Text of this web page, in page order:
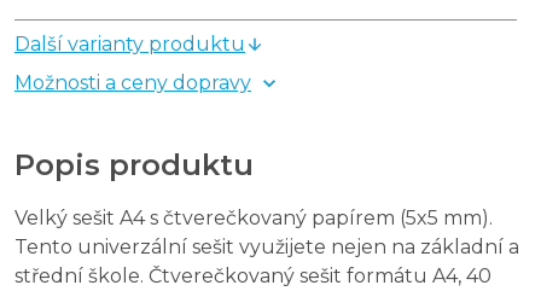
Další varianty produktu
Možnosti a ceny dopravy
Popis produktu
Velký sešit A4 s čtverečkovaný papírem (5x5 mm).
Tento univerzální sešit využijete nejen na základní a
střední škole. Čtverečkovaný sešit formátu A4, 40